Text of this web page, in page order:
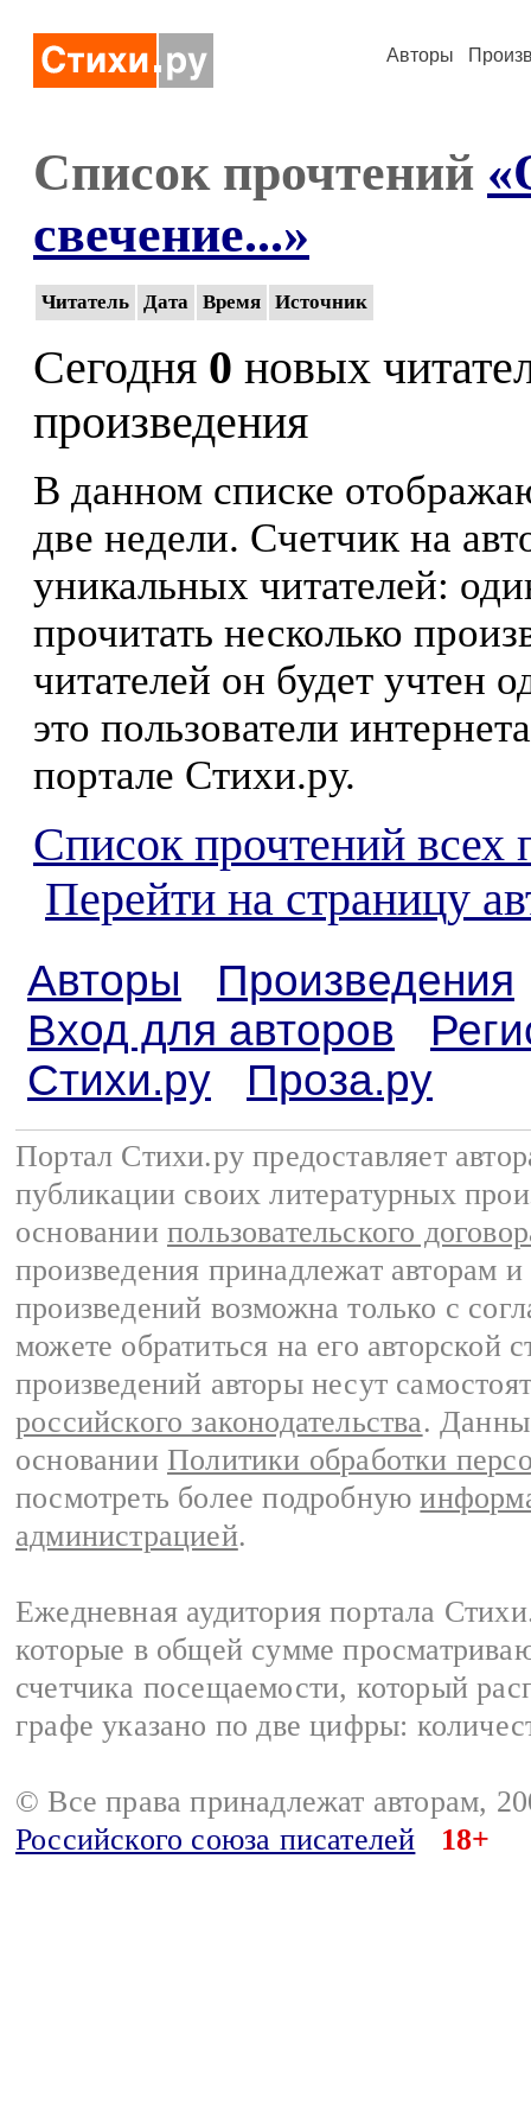
Авторы
Список прочтений
свечение...»
Читатель Дата Время Источник
Сегодня 0 новых
произведения
В данном списке
две недели. Счетчик на
уникальных читателей:
прочитать несколько
читателей он будет учтен
это пользователи
портале Стихи.ру.
Список прочтений всех
Перейти на страницу
Авторы
Произведения
Вход для авторов
Стихи.ру
Проза.ру
Портал Стихи.ру предоставляет
публикации своих литературных
основании пользовательского
произведения принадлежат авторам
произведений возможна только с
можете обратиться на его авторской
произведений авторы несут
российского законодательства.
основании Политики обработки
посмотреть более подробную
администрацией.
Ежедневная аудитория портала
которые в общей сумме
счетчика посещаемости, который
графе указано по две цифры:
© Все права принадлежат авторам,
Российского союза писателей
18+